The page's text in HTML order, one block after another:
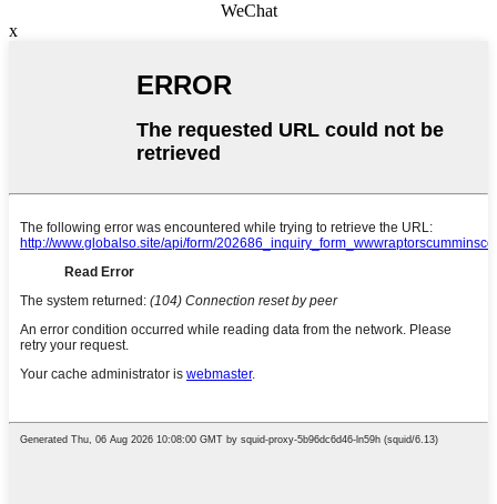
WeChat
x